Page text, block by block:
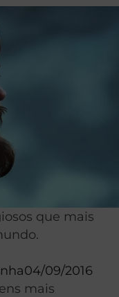
que mais
04/09/2016
mais